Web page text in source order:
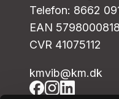
Telefon: 8662
EAN
CVR 41075112
kmvib@km.dk